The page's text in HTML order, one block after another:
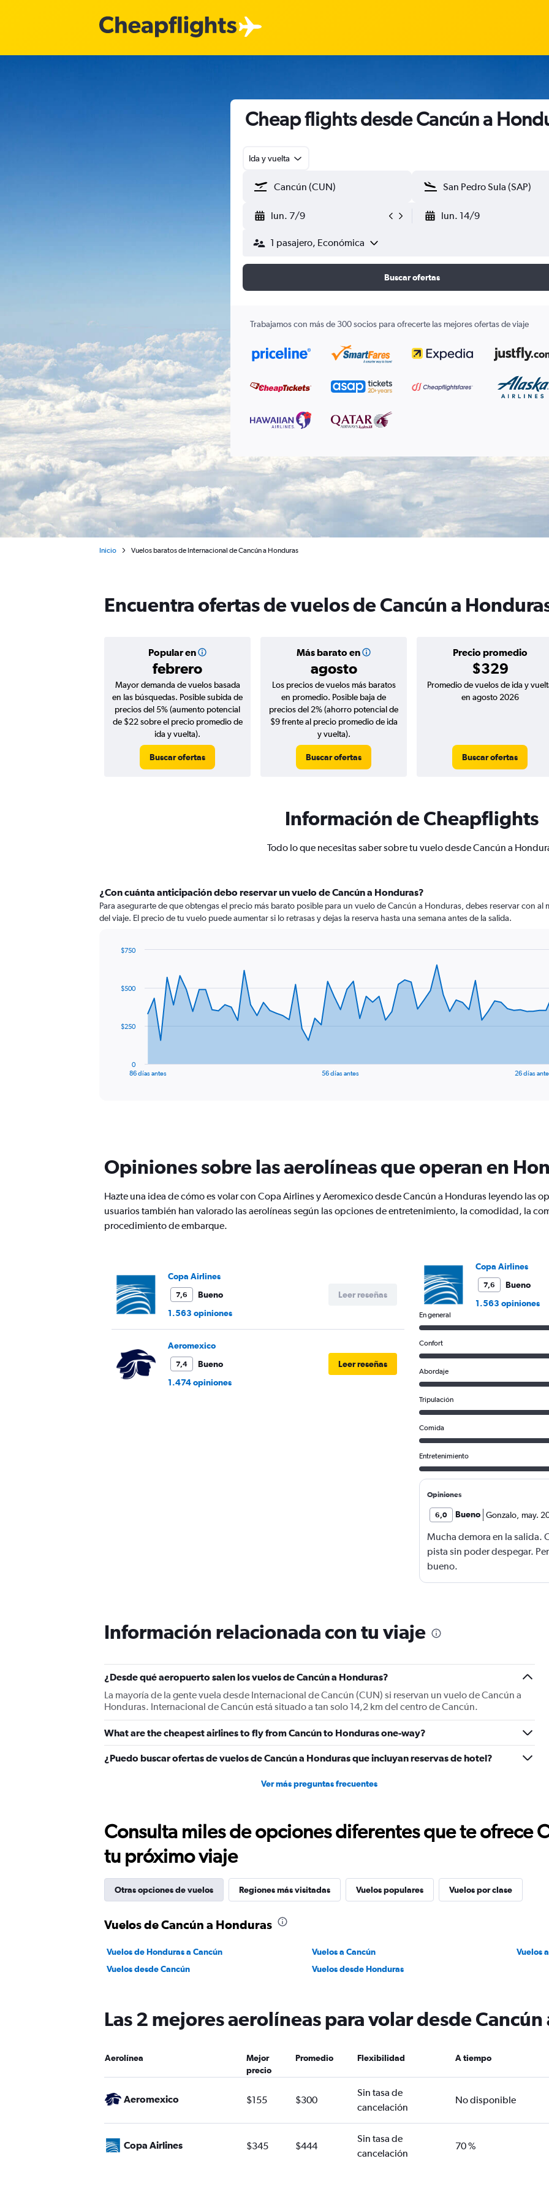
Cheap flights desde Cancún a
Ida y vuelta
lun. 7/9 lun. 14/9
1 pasajero, Económica
Buscar ofertas
Trabajamos con más de 300 socios para ofrecerte las mejores ofertas de viaje
Inicio Vuelos baratos de Internacional de Cancún a Honduras
Encuentra ofertas de vuelos de Cancún a
Popular en
febrero
Más barato en
agosto
Precio promedio
$329
Mayor demanda de vuelos basada
en las búsquedas. Posible subida de
precios del 5% (aumento potencial
de $22 sobre el precio promedio de
ida y vuelta).
Buscar ofertas
Los precios de vuelos más baratos
en promedio. Posible baja de
precios del 2% (ahorro potencial de
$9 frente al precio promedio de ida
y vuelta).
Buscar ofertas
Promedio de vuelos de ida y
en agosto 2026
Buscar ofertas
Información de Cheapflights
Todo lo que necesitas saber sobre tu vuelo desde Cancún a
¿Con cuánta anticipación debo reservar un vuelo de Cancún a Honduras?
Para asegurarte de que obtengas el precio más barato posible para un vuelo de Cancún a Honduras, debes reservar con
del viaje. El precio de tu vuelo puede aumentar si lo retrasas y dejas la reserva hasta una semana antes de la salida.
data
The
chart
has
Y
axis
displaying
750.
86 días antes 56 días antes 26 días
0
$250
$500
$750
Opiniones sobre las aerolíneas que operan en
Hazte una idea de cómo es volar con Copa Airlines y Aeromexico desde Cancún a Honduras leyendo las
usuarios también han valorado las aerolíneas según las opciones de entretenimiento, la comodidad, la
procedimiento de embarque.
Copa Airlines
7,6
Bueno
1.563 opiniones
Leer reseñas
Aeromexico
7,4
Bueno
1.474 opiniones
Leer reseñas
Copa Airlines
7,6
Bueno
1.563 opiniones
En general
Confort
Abordaje
Tripulación
Comida
Entretenimiento
Opiniones
6,0 Bueno Gonzalo may.
Mucha demora en la salida.
pista sin poder despegar.
bueno.
Información relacionada con tu viaje
¿Desde qué aeropuerto salen los vuelos de Cancún a Honduras?
La mayoría de la gente vuela desde Internacional de Cancún (CUN) si reservan un vuelo de Cancún a
Honduras. Internacional de Cancún está situado a tan solo 14,2 km del centro de Cancún.
What are the cheapest airlines to fly from Cancún to Honduras one-way?
¿Puedo buscar ofertas de vuelos de Cancún a Honduras que incluyan reservas de hotel?
Ver más preguntas frecuentes
Consulta miles de opciones diferentes que te ofrece
tu próximo viaje
Otras opciones de vuelos Regiones más visitadas Vuelos populares Vuelos por clase
Vuelos de Cancún a Honduras
Vuelos de Honduras a Cancún Vuelos a Cancún
Vuelos
Vuelos desde Cancún
Vuelos desde Honduras
Las 2 mejores aerolíneas para volar desde Cancún
Aerolínea
Mejor
precio
Promedio Flexibilidad A tiempo
Aeromexico $155 $300
Sin tasa de
cancelación
No disponible
Copa Airlines $345 $444
Sin tasa de
cancelación
70 %